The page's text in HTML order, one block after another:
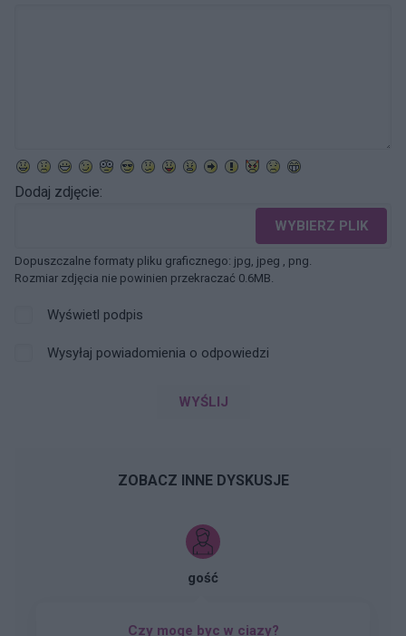
Dodaj zdjęcie:
WYBIERZ PLIK
Dopuszczalne formaty pliku graficznego: jpg, jpeg , png.
Rozmiar zdjęcia nie powinien przekraczać 0.6MB.
Wyświetl podpis
Wysyłaj powiadomienia o odpowiedzi
WYŚLIJ
ZOBACZ INNE DYSKUSJE
gość
Czy moge byc w ciazy?